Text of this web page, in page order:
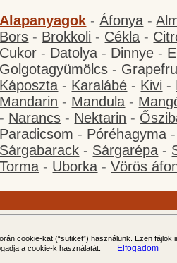
Alapanyagok -Áfonya -
Bors - Brokkoli - Cékla -
Cukor - Datolya - Dinnye -
Golgotagyümölcs -
Káposzta - Karalábé - Kivi -
Mandarin - Mandula -
- Narancs - Nektarin -
Paradicsom - Póréhagyma
Sárgabarack - Sárgarépa -
Torma - Uborka -Vörös
cookie-kat (“sütiket”) használunk. Ezen
a cookie-k használatát.
Elfogadom